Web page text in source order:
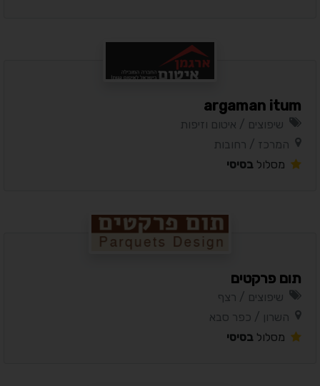
argaman itum
שיפוצים / איטום וזיפות
המרכז / רחובות
מסלול בסיסי
תום פרקטים
שיפוצים / רצף
השרון / כפר סבא
מסלול בסיסי